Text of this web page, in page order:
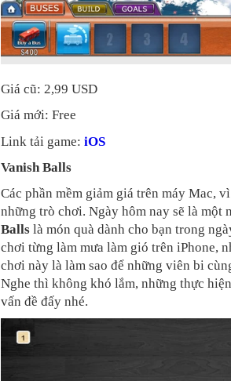
Giá cũ: 2,99 USD
Giá mới: Free
Link tải game: iOS
Vanish Balls
Các phần mềm giảm giá trên máy Mac,
những trò chơi. Ngày hôm nay sẽ là một
Balls là món quà dành cho bạn trong
chơi từng làm mưa làm gió trên iPhone,
chơi này là làm sao để những viên bi
Nghe thì không khó lắm, những thực
vấn đề đấy nhé.